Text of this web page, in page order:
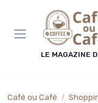
LE MAGAZINE
Café ou Café
Panneau de gestion